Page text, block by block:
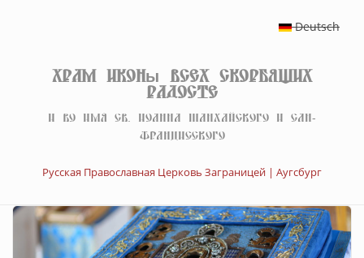
Deutsch
Храм иконы Всех скорбящих
Радосте
И во имя св. Иоанна Шанхайского и Сан-
Францисского
Русская Православная Церковь Заграницей | Аугсбург